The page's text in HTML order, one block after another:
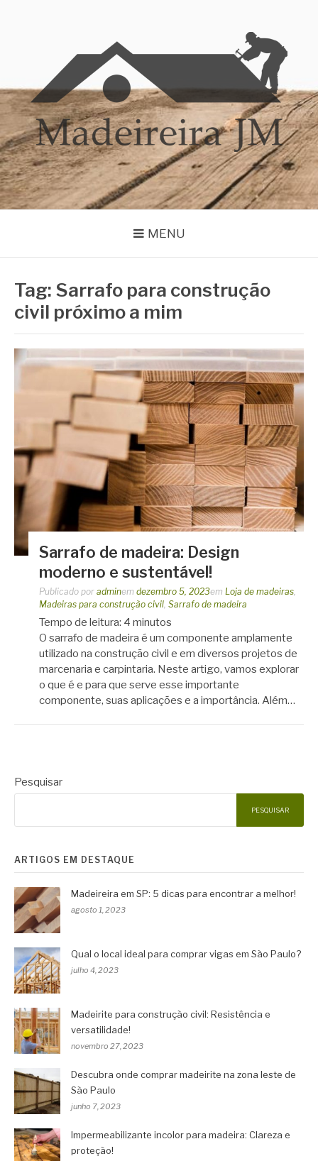
MADEIREIRA JM
Blog Madeireira JM
MENU
Tag: Sarrafo para construção
civil próximo a mim
Sarrafo de madeira: Design
moderno e sustentável!
Publicado por adminem dezembro 5, 2023em Loja de madeiras
Madeiras para construção civil Sarrafo de madeira
Tempo de leitura: 4 minutos
O sarrafo de madeira é um componente amplamente
utilizado na construção civil e em diversos projetos de
marcenaria e carpintaria. Neste artigo, vamos explorar
o que é e para que serve esse importante
componente, suas aplicações e a importância. Além…
Pesquisar
PESQUISAR
ARTIGOS EM DESTAQUE
Madeireira em SP: 5 dicas para encontrar a melhor!
agosto 1, 2023
Qual o local ideal para comprar vigas em São Paulo?
julho 4, 2023
Madeirite para construção civil: Resistência e
versatilidade!
novembro 27, 2023
Descubra onde comprar madeirite na zona leste de
São Paulo
junho 7, 2023
Impermeabilizante incolor para madeira: Clareza e
proteção!